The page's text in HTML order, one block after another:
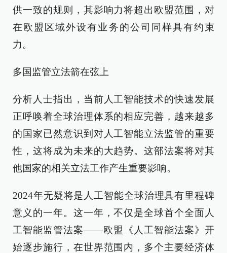
供一致的规则，其影响力将超出欧盟范围，对
在欧盟区域外设有业务的公司同样具有约束
力。
多国监管立法箭在弦上
分析人士指出，当前人工智能技术的快速发展
正呼唤着全球治理体系的相应完善，越来越多
的国家已然意识到对人工智能立法监管的重要
性，这将成为未来的大趋势。这部法案将对其
他国家的相关立法工作产生重要影响。
2024年无疑将是人工智能全球治理具有里程碑
意义的一年。这一年，不仅是全球首个全面人
工智能监管法案——欧盟《人工智能法案》开
始逐步施行，在世界范围内，多个主要经济体